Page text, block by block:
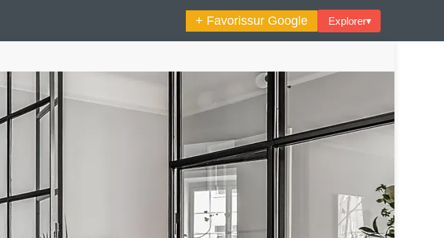
+ Favorissur Google Explorer▾
Déco En 10 Photos La Semaine Décoration Et Design
Maison En Ville
Votre Signe Astrologique Les Trouvailles Déco Du Jour
Loft
On Décode La Déco Petite Surface